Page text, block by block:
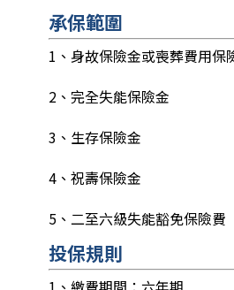
承保範圍
1、身故保險金或喪葬費用保
2、完全失能保險金
3、生存保險金
4、祝壽保險金
5、二至六級失能豁免保險費
投保規則